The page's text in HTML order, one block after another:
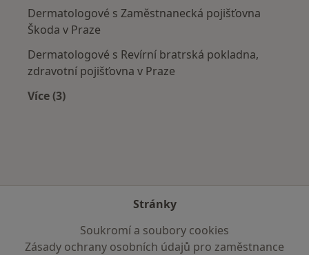
Dermatologové s Zaměstnanecká pojišťovna
Škoda v Praze
Dermatologové s Revírní bratrská pokladna,
zdravotní pojišťovna v Praze
Více (3)
Stránky
Soukromí a soubory cookies
Zásady ochrany osobních údajů pro zaměstnance